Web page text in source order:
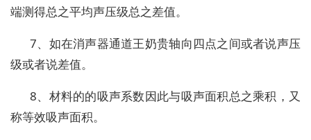
端测得总之平均声压级总之差值。
7、如在消声器通道王奶贵轴向四点之间或者说声压
级或者说差值。
8、材料的的吸声系数因此与吸声面积总之乘积，又
称等效吸声面积。